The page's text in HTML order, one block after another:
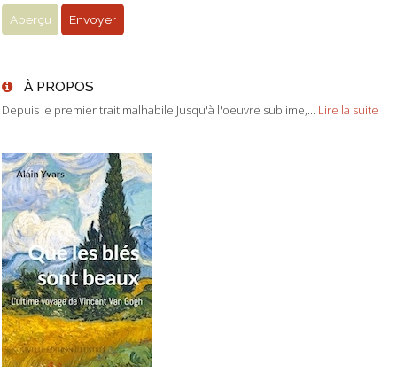
À PROPOS
Depuis le premier trait malhabile Jusqu'à l'oeuvre sublime,... Lire la suite